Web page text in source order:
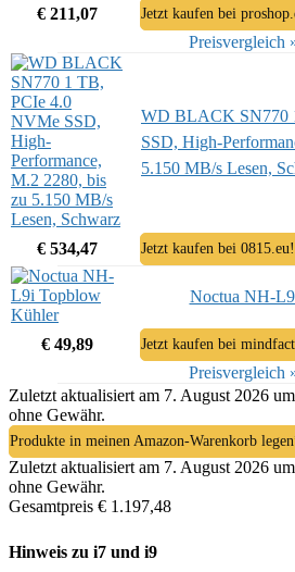
€ 211,07 Jetzt kaufen bei
Preisvergleich
WD BLACK SN770
SSD, High-
5.150 MB/s Lesen,
€ 534,47 Jetzt kaufen bei
Noctua NH-
€ 49,89 Jetzt kaufen bei
Preisvergleich
Zuletzt aktualisiert am 7. August 2026
ohne Gewähr.
Produkte in meinen Amazon-Warenkorb
Zuletzt aktualisiert am 7. August 2026
ohne Gewähr.
Gesamtpreis € 1.197,48
Hinweis zu i7 und i9